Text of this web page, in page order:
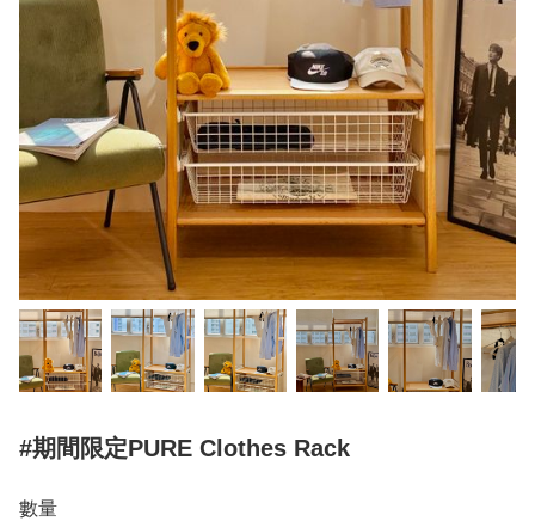
#期間限定PURE Clothes Rack
數量